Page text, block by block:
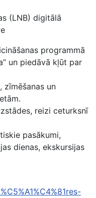
(LNB) digitālā
programmā
un piedāvā kļūt par
zīmēšanas un
reizi ceturksnī
pasākumi,
dienas, ekskursijas